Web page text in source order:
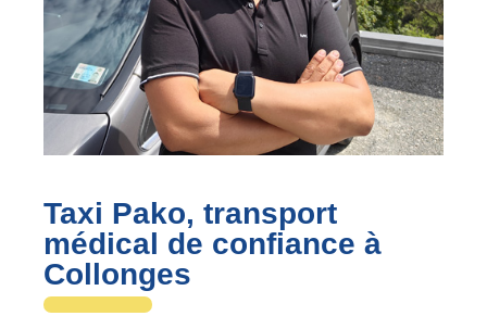
Taxi Pako, transport
médical de confiance à
Collonges